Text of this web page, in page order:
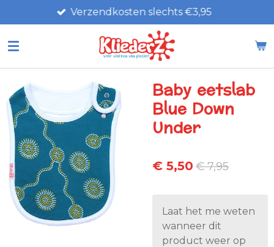
direct
naar
Verzendkosten slechts €3,95
Baby eetslab
Blue Down
Under
€ 5,50 € 7,95
Laat het me weten
wanneer dit
product weer op